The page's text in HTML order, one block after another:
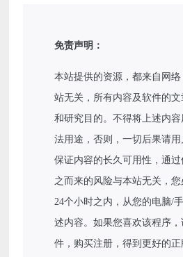
免责声明：
本站提供的资源，都来自网
站无关，所有内容及软件的文
和研究目的。不得将上述内
法用途，否则，一切后果请
保证内容的长久可用性，通
之而来的风险与本站无关，
24个小时之内，从您的电脑/
述内容。如果您喜欢该程序
件，购买注册，得到更好的